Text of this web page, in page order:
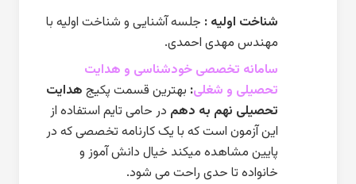
شناخت اولیه : جلسه آشنایی و شناخت اولیه با
مهندس مهدی احمدی.
سامانه تخصصی خودشناسی و هدایت
تحصیلی و شغلی: بهترین قسمت پکیج هدایت
تحصیلی نهم به دهم در حامی تایم استفاده از
این آزمون است که با یک کارنامه تخصصی که در
پایین مشاهده میکند خیال دانش آموز و
خانواده تا حدی راحت می شود.